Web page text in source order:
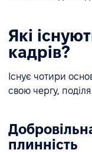
Які
кадрів?
Існує чотири
свою чергу,
плинність